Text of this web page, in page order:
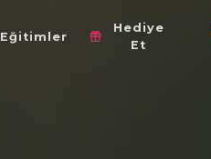
Eğitimler
Hediye
Et